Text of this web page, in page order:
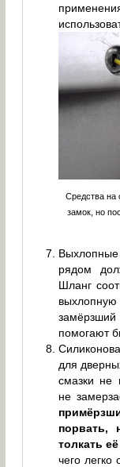
Средства на
замок, но
рядом
Шланг
выхлопную
помогают
для
смазки не
не
порвать,
толкать
чего легко